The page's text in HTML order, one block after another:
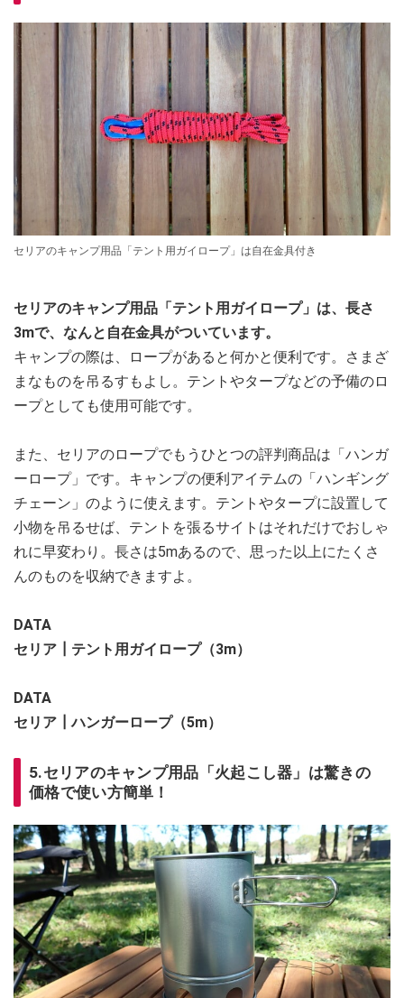
セリアのキャンプ用品「テント用ガイロープ」は自在金具付き
セリアのキャンプ用品「テント用ガイロープ」は、長さ
3mで、なんと自在金具がついています。
キャンプの際は、ロープがあると何かと便利です。さまざ
まなものを吊るすもよし。テントやタープなどの予備のロ
ープとしても使用可能です。
また、セリアのロープでもうひとつの評判商品は「ハンガ
ーロープ」です。キャンプの便利アイテムの「ハンギング
チェーン」のように使えます。テントやタープに設置して
小物を吊るせば、テントを張るサイトはそれだけでおしゃ
れに早変わり。長さは5mあるので、思った以上にたくさ
んのものを収納できますよ。
DATA
セリア┃テント用ガイロープ（3m）
DATA
セリア┃ハンガーロープ（5m）
5.セリアのキャンプ用品「火起こし器」は驚きの
価格で使い方簡単！